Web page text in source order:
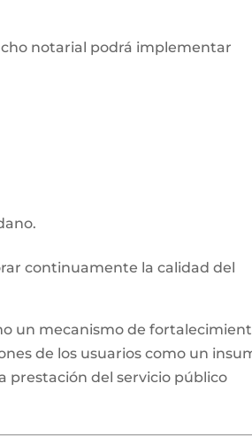
notarial podrá implementar
continuamente la calidad del
un mecanismo de
de los usuarios como un
prestación del servicio público